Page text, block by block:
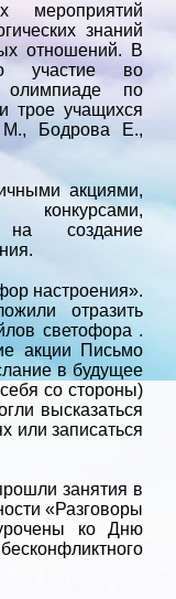
мероприятий
знаний
отношений. В
участие во
олимпиаде по
трое учащихся
М., Бодрова Е.,
акциями,
конкурсами,
на создание
настроения».
отразить
светофора .
акции Письмо
в будущее
со стороны)
высказаться
или записаться
занятия в
«Разговоры
ко Дню